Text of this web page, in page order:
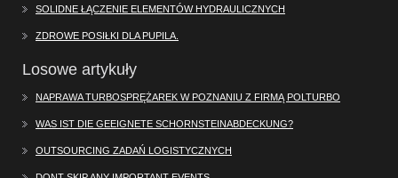
SOLIDNE ŁĄCZENIE ELEMENTÓW HYDRAULICZNYCH
ZDROWE POSIŁKI DLA PUPILA.
Losowe artykuły
NAPRAWA TURBOSPRĘŻAREK W POZNANIU Z FIRMĄ POLTURBO
WAS IST DIE GEEIGNETE SCHORNSTEINABDECKUNG?
OUTSOURCING ZADAŃ LOGISTYCZNYCH